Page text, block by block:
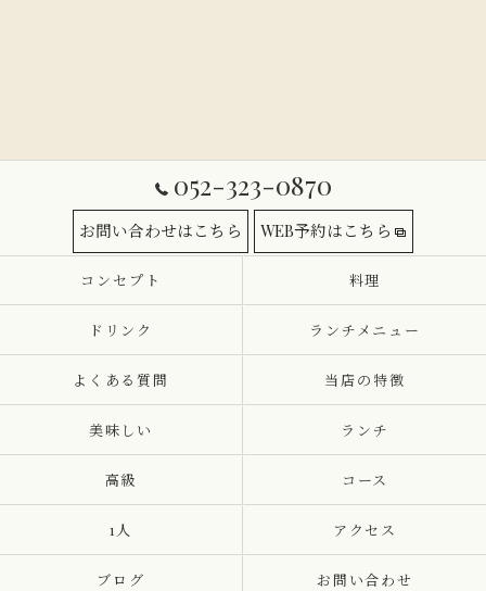
052-323-0870
お問い合わせはこちら WEB予約はこちら
コンセプト 料理
ドリンク ランチメニュー
よくある質問 当店の特徴
美味しい ランチ
高級 コース
1人 アクセス
ブログ お問い合わせ